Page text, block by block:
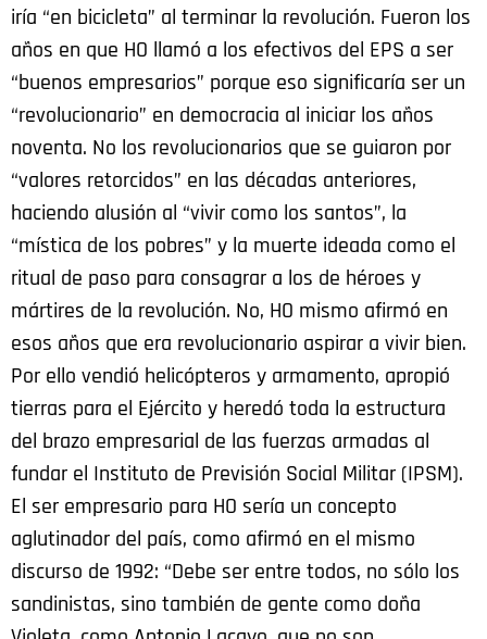
iría “en bicicleta” al terminar la revolución. Fueron los
años en que HO llamó a los efectivos del EPS a ser
“buenos empresarios” porque eso significaría ser un
“revolucionario” en democracia al iniciar los años
noventa. No los revolucionarios que se guiaron por
“valores retorcidos” en las décadas anteriores,
haciendo alusión al “vivir como los santos”, la
“mística de los pobres” y la muerte ideada como el
ritual de paso para consagrar a los de héroes y
mártires de la revolución. No, HO mismo afirmó en
esos años que era revolucionario aspirar a vivir bien.
Por ello vendió helicópteros y armamento, apropió
tierras para el Ejército y heredó toda la estructura
del brazo empresarial de las fuerzas armadas al
fundar el Instituto de Previsión Social Militar (IPSM).
El ser empresario para HO sería un concepto
aglutinador del país, como afirmó en el mismo
discurso de 1992: “Debe ser entre todos, no sólo los
sandinistas, sino también de gente como doña